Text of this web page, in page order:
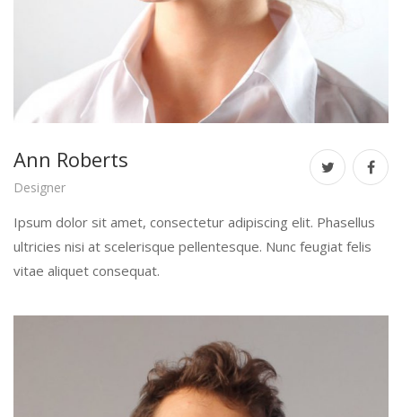
Ann Roberts
Designer
Ipsum dolor sit amet, consectetur adipiscing elit. Phasellus
ultricies nisi at scelerisque pellentesque. Nunc feugiat felis
vitae aliquet consequat.